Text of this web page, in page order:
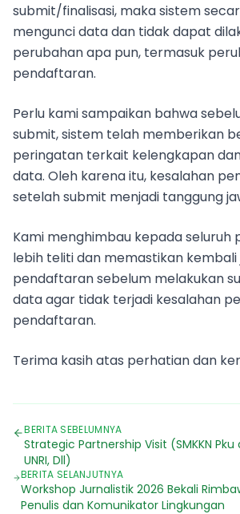
submit/finalisasi, maka sistem
mengunci data dan tidak dapat
perubahan apa pun, termasuk
pendaftaran.
Perlu kami sampaikan bahwa
submit, sistem telah memberikan
peringatan terkait kelengkapan
data. Oleh karena itu, kesalahan
setelah submit menjadi tanggung
Kami menghimbau kepada seluruh
lebih teliti dan memastikan kembali
pendaftaran sebelum melakukan
data agar tidak terjadi kesalahan
pendaftaran.
Terima kasih atas perhatian dan
BERITA SEBELUMNYA
Strategic Partnership Visit (SMKKN Pku
UNRI, Dll)
BERITA SELANJUTNYA
Workshop Jurnalistik 2026 Bekali
Penulis dan Komunikator Lingkungan